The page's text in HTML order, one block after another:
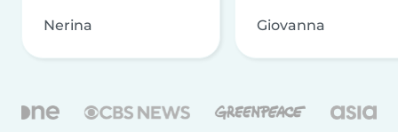
Nerina Giovanna